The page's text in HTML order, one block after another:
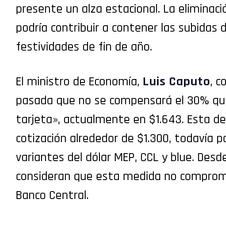
presente un alza estacional. La
podría contribuir a contener las subidas
festividades de fin de año.
El ministro de Economía, Luis Caputo,
pasada que no se compensará el 30%
tarjeta», actualmente en $1.643. Esta
cotización alrededor de $1.300, todavía
variantes del dólar MEP, CCL y blue.
consideran que esta medida no
Banco Central.